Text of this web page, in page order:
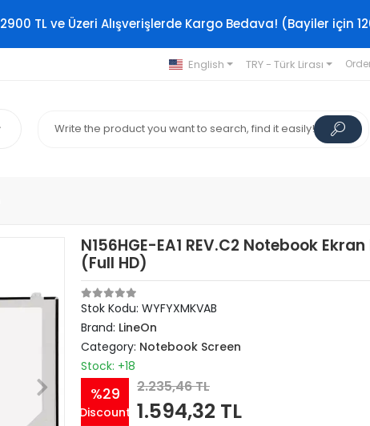
2900 TL ve Üzeri Alışverişlerde Kargo Bedava! (Bayiler için
English TRY - Türk Lirası
N156HGE-EA1 REV.C2 Notebook
(Full HD)
Stok Kodu: WYFYXMKVAB
Brand: LineOn
Category: Notebook Screen
Stock: +18
%29
Discount
2.235,46 TL
1.594,32 TL